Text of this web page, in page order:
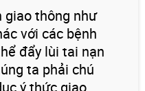
giao thông như
với các bệnh
đẩy lùi tai nạn
ta phải chú
ý thức giao